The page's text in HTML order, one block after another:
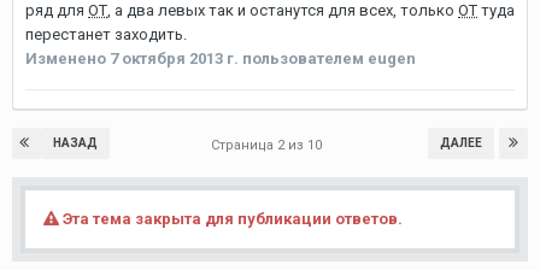
ряд для ОТ, а два левых так и останутся для всех, только ОТ туда
перестанет заходить.
Изменено 7 октября 2013 г. пользователем eugen
НАЗАД ДАЛЕЕ
Страница 2 из 10
Эта тема закрыта для публикации ответов.